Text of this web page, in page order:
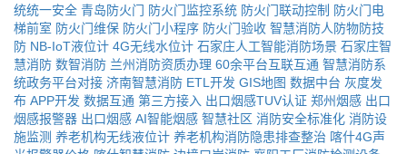
统统一安全 青岛防火门 防火门监控系统 防火门联动控制 防火门电
梯前室 防火门维保 防火门小程序 防火门验收 智慧消防人防物防技
防 NB-IoT液位计 4G无线水位计 石家庄人工智能消防场景 石家庄智
慧消防 数智消防 兰州消防资质办理 60余平台互联互通 智慧消防系
统政务平台对接 济南智慧消防 ETL开发 GIS地图 数据中台 灰度发
布 APP开发 数据互通 第三方接入 出口烟感TUV认证 郑州烟感 出口
烟感报警器 出口烟感 AI智能烟感 智慧社区 消防安全标准化 消防设
施监测 养老机构无线液位计 养老机构消防隐患排查整治 喀什4G声